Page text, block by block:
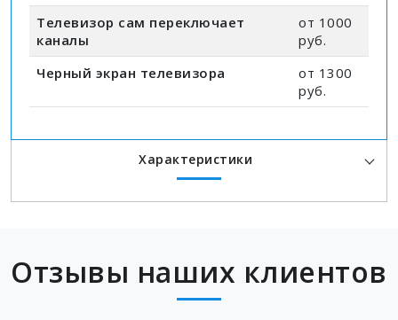
Телевизор сам переключает
каналы
от 1000
руб.
Черный экран телевизора
от 1300
руб.
Характеристики
Отзывы наших клиентов